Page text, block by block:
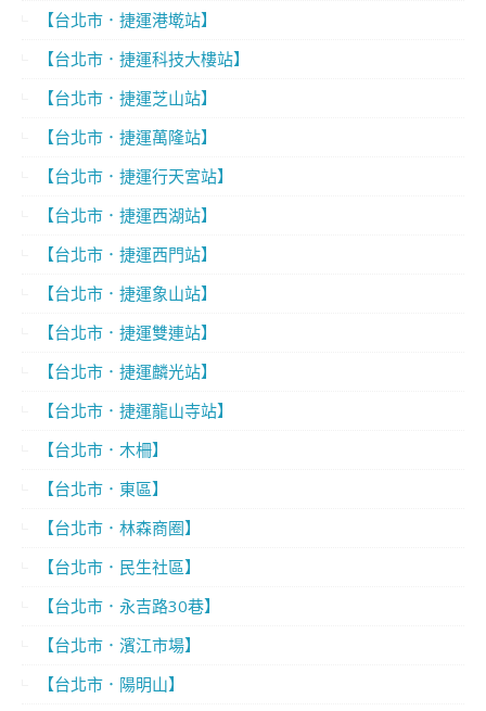
【台北市．捷運港墘站】
【台北市．捷運科技大樓站】
【台北市．捷運芝山站】
【台北市．捷運萬隆站】
【台北市．捷運行天宮站】
【台北市．捷運西湖站】
【台北市．捷運西門站】
【台北市．捷運象山站】
【台北市．捷運雙連站】
【台北市．捷運麟光站】
【台北市．捷運龍山寺站】
【台北市．木柵】
【台北市．東區】
【台北市．林森商圈】
【台北市．民生社區】
【台北市．永吉路30巷】
【台北市．濱江市場】
【台北市．陽明山】